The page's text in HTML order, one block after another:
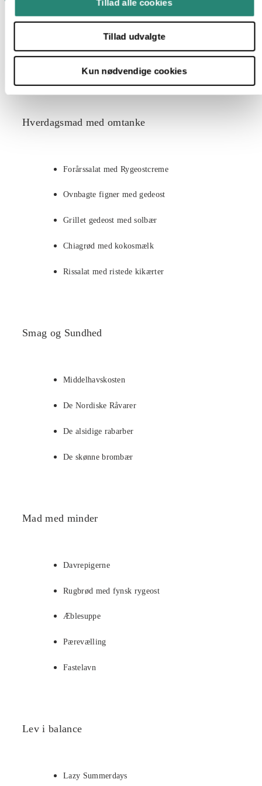
Tillad alle cookies
Tillad udvalgte
Kun nødvendige cookies
Hverdagsmad med omtanke
Forårssalat med Rygeostcreme
Ovnbagte figner med gedeost
Grillet gedeost med solbær
Chiagrød med kokosmælk
Rissalat med ristede kikærter
Smag og Sundhed
Middelhavskosten
De Nordiske Råvarer
De alsidige rabarber
De skønne brombær
Mad med minder
Davrepigerne
Rugbrød med fynsk rygeost
Æblesuppe
Pærevælling
Fastelavn
Lev i balance
Lazy Summerdays